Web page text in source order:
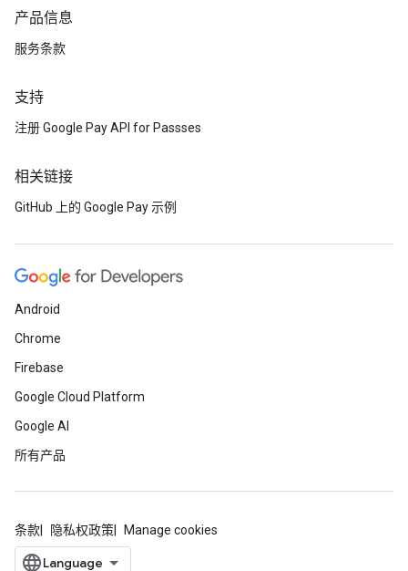
产品信息
服务条款
支持
注册 Google Pay API for Passses
相关链接
GitHub 上的 Google Pay 示例
Android
Chrome
Firebase
Google Cloud Platform
Google AI
所有产品
条款 隐私权政策 Manage cookies